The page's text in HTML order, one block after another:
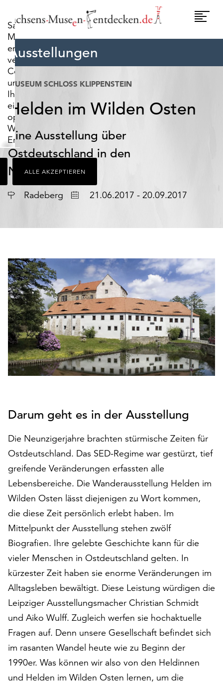
Sachsens-
Museen-
entdecken.de
verwendet
Cookies,
um
Ihnen
ein
optimales
Webseiten-
Erlebnis
zu
bieten.
Dazu
zählen
Cookies,
den
Seite
notwendig
sind
(funktionale
Cookies),
sowie
solche,
die
lediglich
zu
werden.
Klicken
Sie
auf
„Alle
akzeptieren“,
alle
Cookies
zu
akzeptieren.
Sie
können
Ihr
Einverständnis
jederzeit
ändern
und
widerrufen.
Dafür
steht
Ihnen
am
ALLE AKZEPTIEREN
Ausstellungen
MUSEUM SCHLOSS KLIPPENSTEIN
Helden im Wilden Osten
Eine Ausstellung über
Ostdeutschland in den
Neunzigerjahren
Ort Radeberg Datum21.06.2017 - 20.09.2017
Darum geht es in der Ausstellung
Die Neunzigerjahre brachten stürmische Zeiten für
Ostdeutschland. Das SED-Regime war gestürzt, tief
greifende Veränderungen erfassten alle
Lebensbereiche. Die Wanderausstellung Helden im
Wilden Osten lässt diejenigen zu Wort kommen,
die diese Zeit persönlich erlebt haben. Im
Mittelpunkt der Ausstellung stehen zwölf
Biografien. Ihre gelebte Geschichte kann für die
vieler Menschen in Ostdeutschland gelten. In
kürzester Zeit haben sie enorme Veränderungen im
Alltagsleben bewältigt. Diese Leistung würdigen die
Leipziger Ausstellungsmacher Christian Schmidt
und Aiko Wulff. Zugleich werfen sie hochaktuelle
Fragen auf. Denn unsere Gesellschaft befindet sich
im rasanten Wandel heute wie zu Beginn der
1990er. Was können wir also von den Heldinnen
und Helden im Wilden Osten lernen, um die